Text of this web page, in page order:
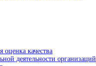
оценка качества
деятельности организаций